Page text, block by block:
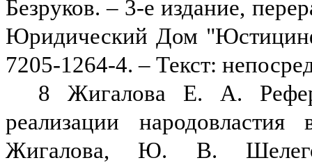
Безруков. – 3-е издание,
Юридический Дом
7205-1264-4. – Текст:
8 Жигалова Е. А.
реализации
Жигалова, Ю. В.